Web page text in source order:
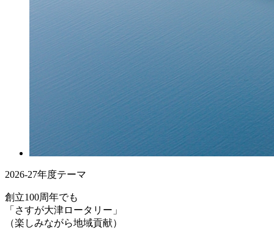
2026-27年度テーマ
創立100周年でも
「さすが大津ロータリー」
（楽しみながら地域貢献）